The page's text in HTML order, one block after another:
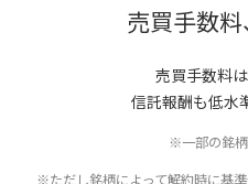
売買手数
売買手数料
信託報酬も低水
※一部の銘柄
※ただし銘柄によって解約時に基